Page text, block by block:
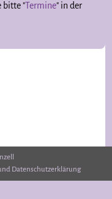
bitte "Termine" in der
Datenschutzerklärung